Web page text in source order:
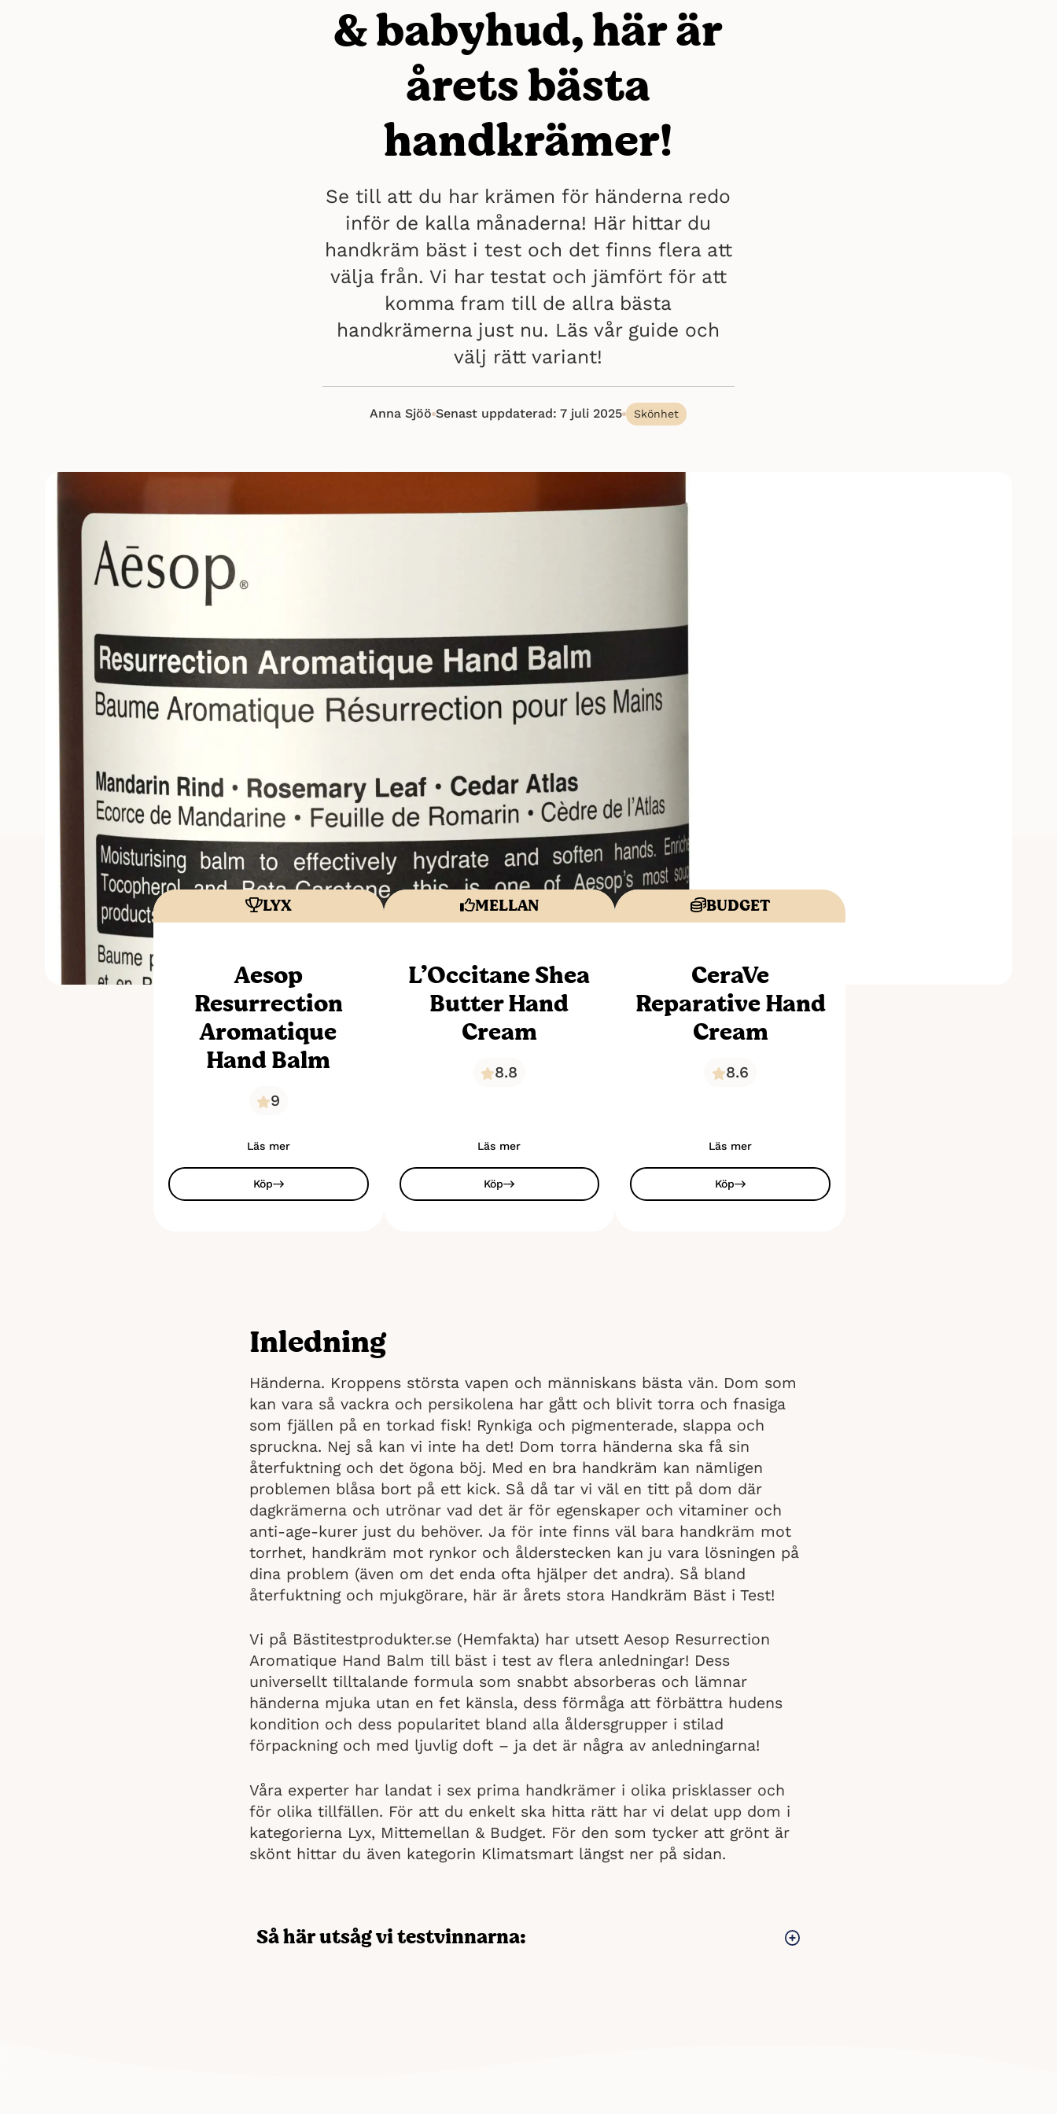
& babyhud, här är
årets bästa
handkrämer!
Se till att du har krämen för händerna redo
inför de kalla månaderna! Här hittar du
handkräm bäst i test och det finns flera att
välja från. Vi har testat och jämfört för att
komma fram till de allra bästa
handkrämerna just nu. Läs vår guide och
välj rätt variant!
Anna Sjöö Senast uppdaterad: 7 juli 2025 Skönhet
LYX
Aesop
Resurrection
Aromatique
Hand Balm
9
Läs mer
Köp
MELLAN
L’Occitane Shea
Butter Hand
Cream
8.8
Läs mer
Köp
BUDGET
CeraVe
Reparative Hand
Cream
8.6
Läs mer
Köp
Inledning
Händerna. Kroppens största vapen och människans bästa vän. Dom som
kan vara så vackra och persikolena har gått och blivit torra och fnasiga
som fjällen på en torkad fisk! Rynkiga och pigmenterade, slappa och
spruckna. Nej så kan vi inte ha det! Dom torra händerna ska få sin
återfuktning och det ögona böj. Med en bra handkräm kan nämligen
problemen blåsa bort på ett kick. Så då tar vi väl en titt på dom där
dagkrämerna och utrönar vad det är för egenskaper och vitaminer och
anti-age-kurer just du behöver. Ja för inte finns väl bara handkräm mot
torrhet, handkräm mot rynkor och ålderstecken kan ju vara lösningen på
dina problem (även om det enda ofta hjälper det andra). Så bland
återfuktning och mjukgörare, här är årets stora Handkräm Bäst i Test!
Vi på Bästitestprodukter.se (Hemfakta) har utsett Aesop Resurrection
Aromatique Hand Balm till bäst i test av flera anledningar! Dess
universellt tilltalande formula som snabbt absorberas och lämnar
händerna mjuka utan en fet känsla, dess förmåga att förbättra hudens
kondition och dess popularitet bland alla åldersgrupper i stilad
förpackning och med ljuvlig doft – ja det är några av anledningarna!
Våra experter har landat i sex prima handkrämer i olika prisklasser och
för olika tillfällen. För att du enkelt ska hitta rätt har vi delat upp dom i
kategorierna Lyx, Mittemellan & Budget. För den som tycker att grönt är
skönt hittar du även kategorin Klimatsmart längst ner på sidan.
Så här utsåg vi testvinnarna: